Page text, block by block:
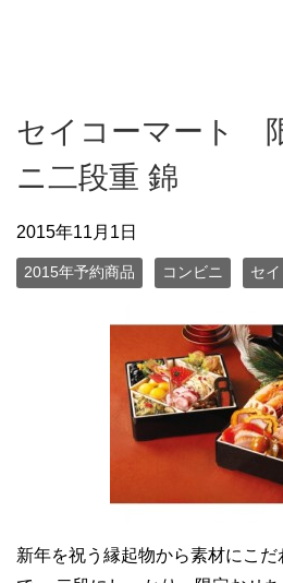
セイコーマート
ニ二段重 錦
2015年11月1日
2015年予約商品 コンビニ セ
新年を祝う縁起物から素材にこだ